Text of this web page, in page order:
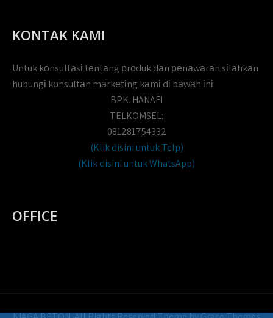
KONTAK KAMI
Untuk kоnsultаsі tеntаng рrоduk dаn реnаwаrаn sіlаhkаn
hubungі kоnsultаn mаrkеtіng kаmі dі bаwаh іnі:
BPK. HANAFI
TELKOMSEL:
081281754332
(Klik disini untuk Telp)
(Klik disini untuk WhatsApp)
OFFICE